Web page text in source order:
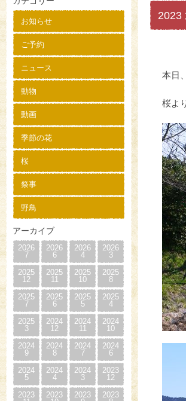
お知らせ
ご予約
ニュース
動物
動画
季節の花
桜
祭事
野鳥
アーカイブ
2026
7
2026
6
2026
4
2026
3
2025
12
2025
11
2025
10
2025
8
2025
7
2025
6
2025
5
2025
4
2025
3
2024
12
2024
11
2024
10
2024
9
2024
8
2024
7
2024
6
2024
5
2024
4
2024
3
2023
12
2023
2023
2023
2023
2023
本日
桜よ